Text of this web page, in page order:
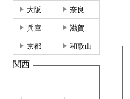
大阪 奈良
兵庫 滋賀
京都 和歌山
関西